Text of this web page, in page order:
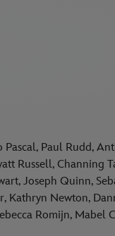
Pascal, Paul Rudd,
Russell, Channing
Joseph Quinn,
Kathryn Newton,
Romijn, Mabel